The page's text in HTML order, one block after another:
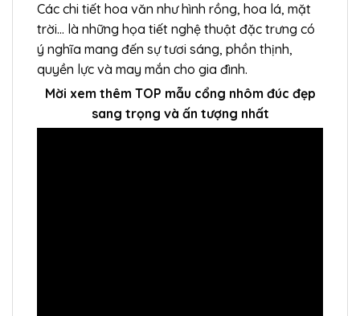
Các chi tiết hoa văn như hình rồng, hoa lá, mặt
trời… là những họa tiết nghệ thuật đặc trưng có
ý nghĩa mang đến sự tươi sáng, phồn thịnh,
quyền lực và may mắn cho gia đình.
Mời xem thêm TOP mẫu cổng nhôm đúc đẹp
sang trọng và ấn tượng nhất